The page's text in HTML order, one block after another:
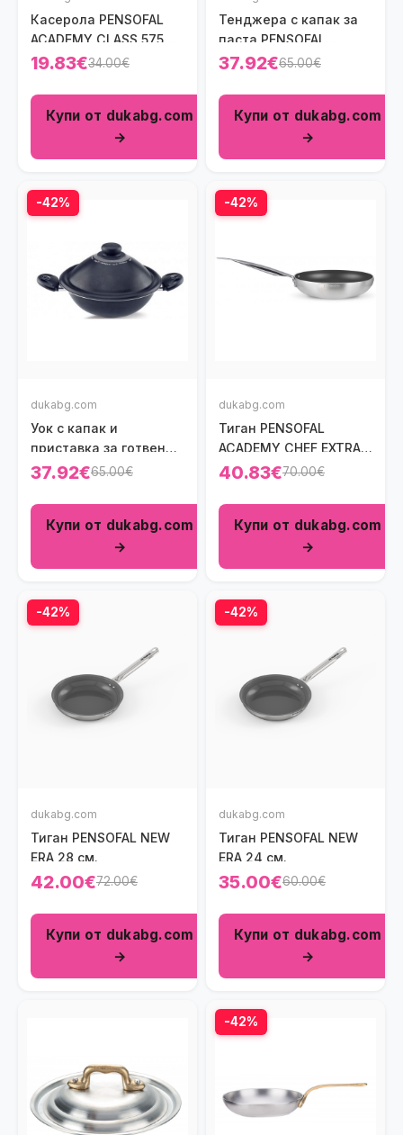
Касерола PENSOFAL
ACADEMY CLASS 575
мл.
19.83€34.00€
Купи от dukabg.com
→
Тенджера с капак за
паста PENSOFAL
BIOSTONE 7000 мл.
37.92€65.00€
Купи от dukabg.com
→
-42%
dukabg.com
Уок с капак и
приставка за готвене
на пара PENSOFAL
37.92€65.00€
Купи от dukabg.com
→
-42%
dukabg.com
Тиган PENSOFAL
ACADEMY CHEF EXTRA
28 см.
40.83€70.00€
Купи от dukabg.com
→
-42%
dukabg.com
Тиган PENSOFAL NEW
ERA 28 см.
42.00€72.00€
Купи от dukabg.com
→
-42%
dukabg.com
Тиган PENSOFAL NEW
ERA 24 см.
35.00€60.00€
Купи от dukabg.com
→
-42%